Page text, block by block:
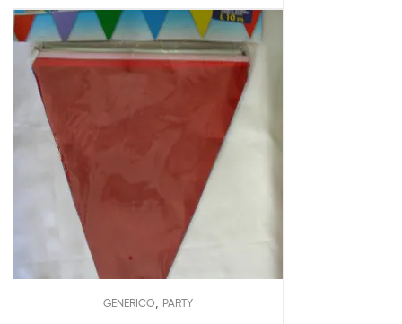
GENERICO PARTY